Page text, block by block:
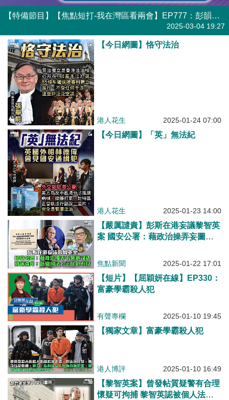
【特備節目】【焦點短打-我在灣區看兩會】EP777：彭韻僖：香港組國際商事法庭 發展義工旅遊新文旅模式
2025-03-04 19:27
【今日網圖】恪守法治
港人花生 2025-01-24 07:00
【今日網圖】「英」無法紀
港人花生 2025-01-23 14:00
【嚴厲譴責】彭斯在港妄議黎智英
案 國安公署：藉政治操弄妄圖干
公正居心不良
焦點新聞 2025-01-22 17:01
【短片】【屈穎妍在線】EP330：
富豪學霸殺人犯
有聲專欄 2025-01-10 19:45
【獨家文章】富豪學霸殺人犯
港人博評 2025-01-10 16:49
【黎智英案】曾發帖質疑警有合理
懷疑可拘捕 黎智英認被個人法律